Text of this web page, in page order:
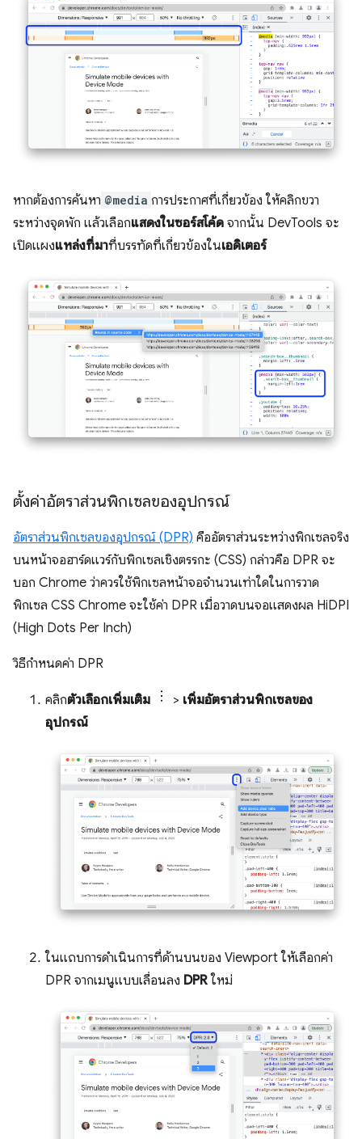
หากต้องการค้นหา @media การประกาศที่เกี่ยวข้อง ให้คลิกขวา
ระหว่างจุดพัก แล้วเลือกแสดงในซอร์สโค้ด จากนั้น DevTools จะ
เปิดแผงแหล่งที่มาที่บรรทัดที่เกี่ยวข้องในเอดิเตอร์
ตั้งค่าอัตราส่วนพิกเซลของอุปกรณ์
อัตราส่วนพิกเซลของอุปกรณ์ (DPR) คืออัตราส่วนระหว่างพิกเซลจริง
บนหน้าจอฮาร์ดแวร์กับพิกเซลเชิงตรรกะ (CSS) กล่าวคือ DPR จะ
บอก Chrome ว่าควรใช้พิกเซลหน้าจอจำนวนเท่าใดในการวาด
พิกเซล CSS Chrome จะใช้ค่า DPR เมื่อวาดบนจอแสดงผล HiDPI
(High Dots Per Inch)
วิธีกำหนดค่า DPR
คลิกตัวเลือกเพิ่มเติม > เพิ่มอัตราส่วนพิกเซลของ
อุปกรณ์
ในแถบการดำเนินการที่ด้านบนของ Viewport ให้เลือกค่า
DPR จากเมนูแบบเลื่อนลง DPR ใหม่